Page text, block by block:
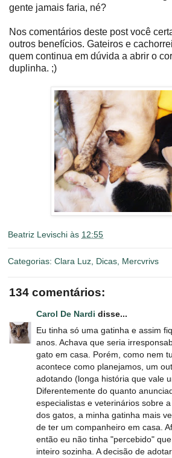
gente jamais faria, né?
Nos comentários deste post você
outros benefícios. Gateiros e
quem continua em dúvida a abrir o
duplinha. ;)
Beatriz Levischi às 12:55
Categorias: Clara Luz Dicas Mercvrivs
134 comentários:
Carol De Nardi disse...
Eu tinha só uma gatinha e assim
anos. Achava que seria
gato em casa. Porém, como nem
acontece como planejamos, um
adotando (longa história que vale
Diferentemente do quanto
especialistas e veterinários sobre
dos gatos, a minha gatinha mais
de ter um companheiro em casa.
então eu não tinha "percebido"
inteiro sozinha. A decisão de